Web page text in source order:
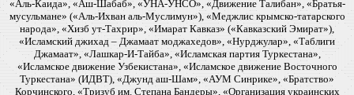
«Аль-Каида», «Аш-Шабаб», «УНА-УНСО», «Движение Талибан», «Братья-
мусульмане» («Аль-Ихван аль-Муслимун»), «Меджлис крымско-татарского
народа», «Хизб ут-Тахрир», «Имарат Кавказ» («Кавказский Эмират»),
«Исламский джихад – Джамаат моджахедов», «Нурджулар», «Таблиги
Джамаат», «Лашкар-И-Тайба», «Исламская партия Туркестана»,
«Исламское движение Узбекистана», «Исламское движение Восточного
Туркестана» (ИДВТ), «Джунд аш-Шам», «АУМ Синрике», «Братство»
Корчинского, «Тризуб им. Степана Бандеры», «Организация украинских